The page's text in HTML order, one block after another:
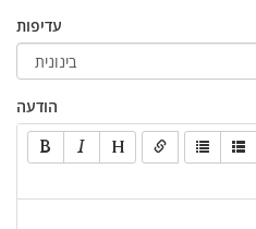
עדיפות
הודעה